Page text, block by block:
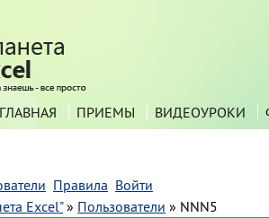
ГЛАВНАЯ ПРИЕМЫ ВИДЕОУРОКИ
Правила Войти
Excel" » Пользователи » NNN5